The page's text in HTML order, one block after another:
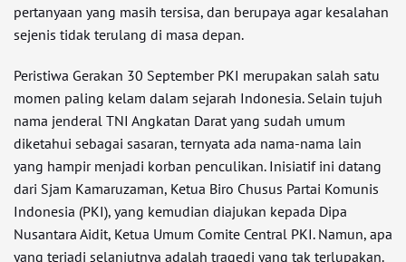
pertanyaan yang masih tersisa, dan berupaya agar kesalahan
sejenis tidak terulang di masa depan.
Peristiwa Gerakan 30 September PKI merupakan salah satu
momen paling kelam dalam sejarah Indonesia. Selain tujuh
nama jenderal TNI Angkatan Darat yang sudah umum
diketahui sebagai sasaran, ternyata ada nama-nama lain
yang hampir menjadi korban penculikan. Inisiatif ini datang
dari Sjam Kamaruzaman, Ketua Biro Chusus Partai Komunis
Indonesia (PKI), yang kemudian diajukan kepada Dipa
Nusantara Aidit, Ketua Umum Comite Central PKI. Namun, apa
yang terjadi selanjutnya adalah tragedi yang tak terlupakan.